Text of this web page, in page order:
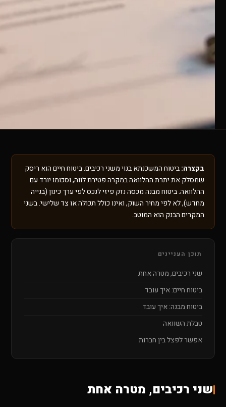
בקצרה:ביטוח המשכנתא בנוי משני רכיבים. ביטוח חיים הוא ריסק
שמסלק את יתרת ההלוואה במקרה פטירת לווה, וסכומו יורד עם
ההלוואה. ביטוח מבנה מכסה נזק פיזי לנכס לפי ערך כינון (בנייה
מחדש), לא לפי מחיר השוק, ואינו כולל תכולה או צד שלישי. בשני
המקרים הבנק הוא המוטב.
תוכן העניינים
שני רכיבים, מטרה אחת
ביטוח חיים: איך עובד
ביטוח מבנה: איך עובד
טבלת השוואה
אפשר לפצל בין חברות
שני רכיבים, מטרה אחת